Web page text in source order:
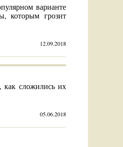
варианте
которым грозит
12.09.2018
как сложились их
05.06.2018